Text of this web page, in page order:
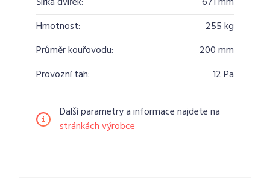
Hmotnost:
255 kg
Průměr kouřovodu:
200 mm
Provozní tah:
12 Pa
Další parametry a informace najdete na
stránkách výrobce